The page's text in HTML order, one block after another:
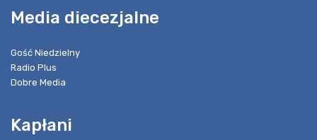
Media diecezjalne
Gość Niedzielny
Radio Plus
Dobre Media
Kapłani